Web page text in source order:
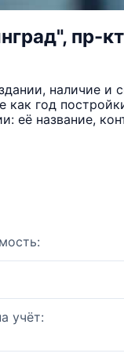
пр-
наличие и
год
её название,
учёт: